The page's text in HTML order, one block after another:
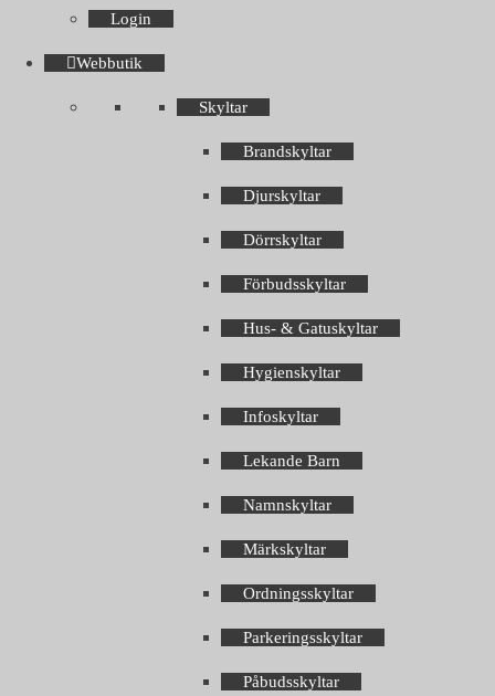
Login
Webbutik
Skyltar
Brandskyltar
Djurskyltar
Dörrskyltar
Förbudsskyltar
Hus- & Gatuskyltar
Hygienskyltar
Infoskyltar
Lekande Barn
Namnskyltar
Märkskyltar
Ordningsskyltar
Parkeringsskyltar
Påbudsskyltar